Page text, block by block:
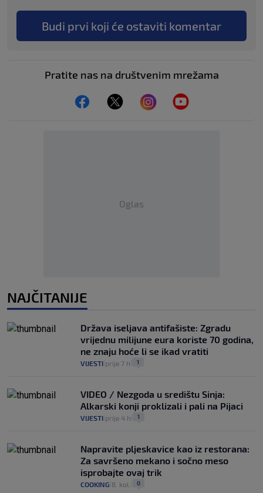
Budi prvi koji će ostaviti komentar
Pratite nas na društvenim mrežama
Oglas
NAJČITANIJE
Država iseljava antifašiste: Zgradu
vrijednu milijune eura koriste 70 godina,
ne znaju hoće li se ikad vratiti
VIJESTI prije 7 h 1
VIDEO / Nezgoda u središtu Sinja:
Alkarski konji proklizali i pali na Pijaci
VIJESTI prije 4 h 1
Napravite pljeskavice kao iz restorana:
Za savršeno mekano i sočno meso
isprobajte ovaj trik
COOKING 8. kol. 0